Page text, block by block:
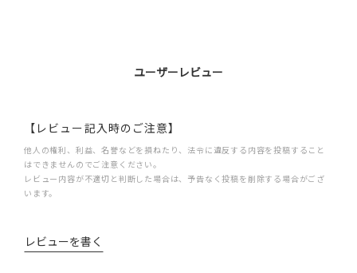
ユーザーレビュー
【レビュー記入時のご注意】
他人の権利、利益、名誉などを損ねたり、法令に違反する内容を投稿すること
はできませんのでご注意ください。
レビュー内容が不適切と判断した場合は、予告なく投稿を削除する場合がござ
います。
レビューを書く